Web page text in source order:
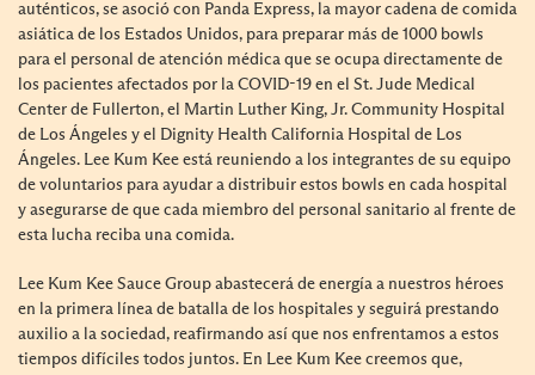
auténticos, se asoció con Panda Express, la mayor cadena de comida
asiática de los Estados Unidos, para preparar más de 1000 bowls
para el personal de atención médica que se ocupa directamente de
los pacientes afectados por la COVID-19 en el St. Jude Medical
Center de Fullerton, el Martin Luther King, Jr. Community Hospital
de Los Ángeles y el Dignity Health California Hospital de Los
Ángeles. Lee Kum Kee está reuniendo a los integrantes de su equipo
de voluntarios para ayudar a distribuir estos bowls en cada hospital
y asegurarse de que cada miembro del personal sanitario al frente de
esta lucha reciba una comida.
Lee Kum Kee Sauce Group abastecerá de energía a nuestros héroes
en la primera línea de batalla de los hospitales y seguirá prestando
auxilio a la sociedad, reafirmando así que nos enfrentamos a estos
tiempos difíciles todos juntos. En Lee Kum Kee creemos que,